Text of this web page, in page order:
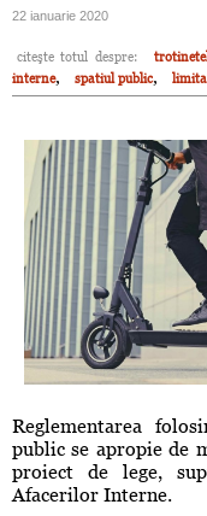
22 ianuarie 2020
citeşte totul despre:
interne, spatiul public,
Reglementarea
public se apropie de
proiect de lege,
Afacerilor Interne.